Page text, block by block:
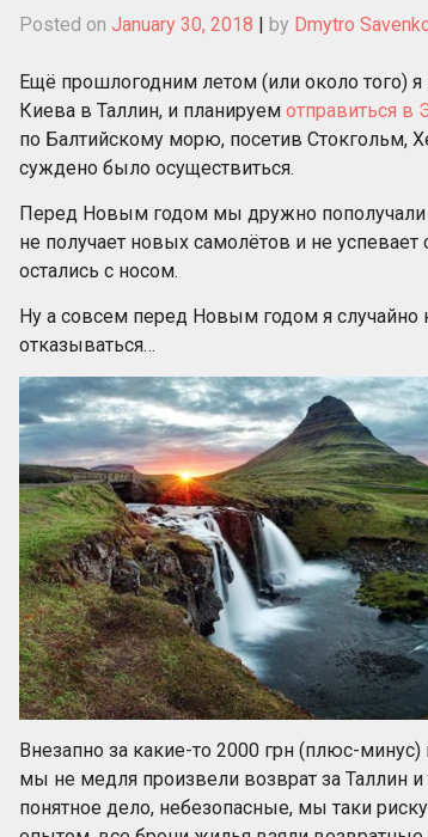
Posted on January 30, 2018 by Dmytro
Ещё прошлогодним летом (или около того)
Киева в Таллин, и планируем отправиться в
по Балтийскому морю, посетив Стокгольм,
суждено было осуществиться.
Перед Новым годом мы дружно пополучали
не получает новых самолётов и не
остались с носом.
Ну а совсем перед Новым годом я
отказываться…
Внезапно за какие-то 2000 грн (плюс-
мы не медля произвели возврат за Таллин
понятное дело, небезопасные, мы таки